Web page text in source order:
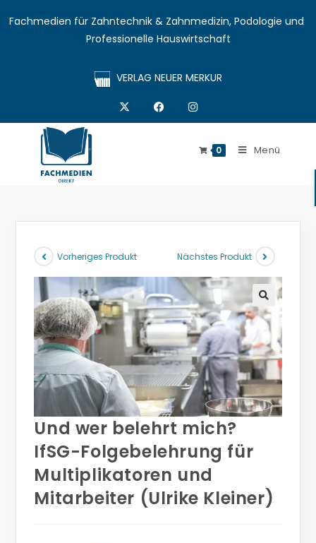
Fachmedien für Zahntechnik & Zahnmedizin, Podologie und
Professionelle Hauswirtschaft
VERLAG NEUER MERKUR
0 Menü
Vorheriges Produkt Nächstes Produkt
🔍
Und wer belehrt mich?
IfSG-Folgebelehrung für
Multiplikatoren und
Mitarbeiter (Ulrike Kleiner)